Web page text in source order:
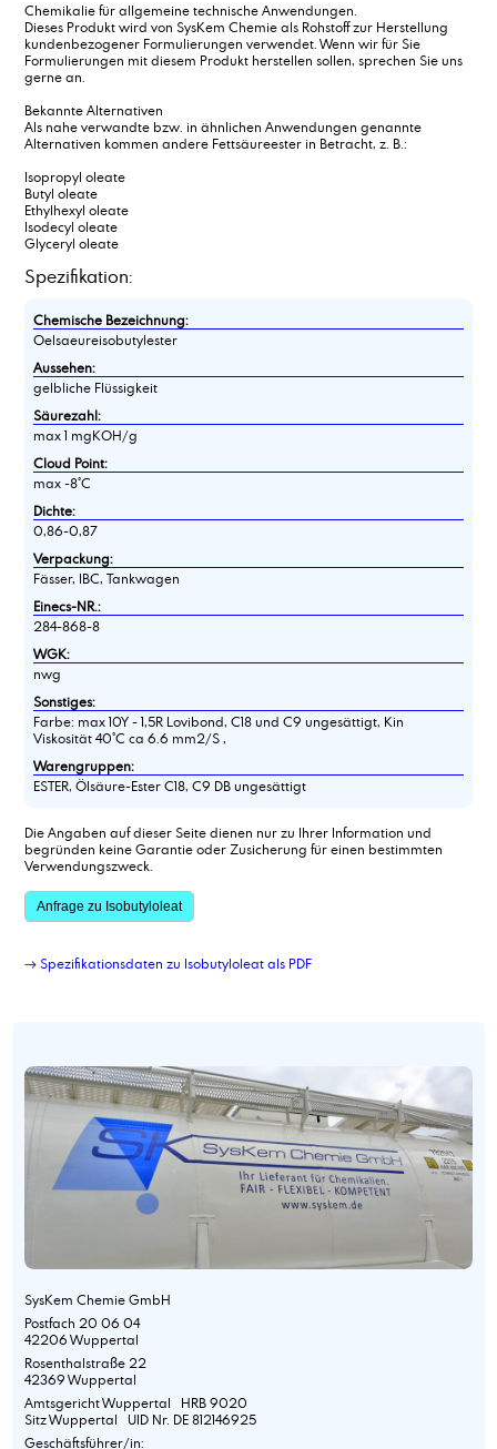
Chemikalie für allgemeine technische Anwendungen.
Dieses Produkt wird von SysKem Chemie als Rohstoff zur Herstellung
kundenbezogener Formulierungen verwendet. Wenn wir für Sie
Formulierungen mit diesem Produkt herstellen sollen, sprechen Sie uns
gerne an.
Bekannte Alternativen
Als nahe verwandte bzw. in ähnlichen Anwendungen genannte
Alternativen kommen andere Fettsäureester in Betracht, z. B.:
Isopropyl oleate
Butyl oleate
Ethylhexyl oleate
Isodecyl oleate
Glyceryl oleate
Spezifikation:
Chemische Bezeichnung:
Oelsaeureisobutylester
Aussehen:
gelbliche Flüssigkeit
Säurezahl:
max 1 mgKOH/g
Cloud Point:
max -8°C
Dichte:
0,86-0,87
Verpackung:
Fässer, IBC, Tankwagen
Einecs-NR.:
284-868-8
WGK:
nwg
Sonstiges:
Farbe: max 10Y - 1,5R Lovibond, C18 und C9 ungesättigt, Kin
Viskosität 40°C ca 6.6 mm2/S ,
Warengruppen:
ESTER, Ölsäure-Ester C18, C9 DB ungesättigt
Die Angaben auf dieser Seite dienen nur zu Ihrer Information und
begründen keine Garantie oder Zusicherung für einen bestimmten
Verwendungszweck.
Anfrage zu Isobutyloleat
→ Spezifikationsdaten zu Isobutyloleat als PDF
SysKem Chemie GmbH
Postfach 20 06 04
42206 Wuppertal
Rosenthalstraße 22
42369 Wuppertal
Amtsgericht Wuppertal HRB 9020
Sitz Wuppertal UID Nr. DE 812146925
Geschäftsführer/in: